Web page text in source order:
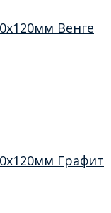
Венге
Графит